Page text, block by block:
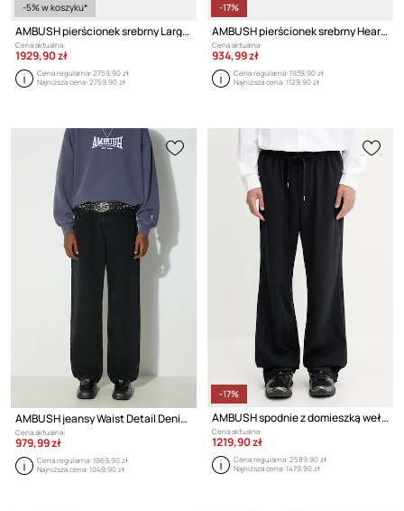
-5% w koszyku*
AMBUSH pierścionek srebrny Large Pearl Heart Ring
Cena aktualna:
1929,90 zł
Cena regularna:2759,90 zł
Najniższa cena:2759,90 zł
-17%
AMBUSH pierścionek srebrny Heart Class Ring
Cena aktualna:
934,99 zł
Cena regularna:1939,90 zł
Najniższa cena:1129,90 zł
AMBUSH jeansy Waist Detail Denim Pants
Cena aktualna:
979,99 zł
Cena regularna:1969,90 zł
Najniższa cena:1049,90 zł
-17%
AMBUSH spodnie z domieszką wełny Suit Pants
Cena aktualna:
1219,90 zł
Cena regularna:2589,90 zł
Najniższa cena:1479,90 zł